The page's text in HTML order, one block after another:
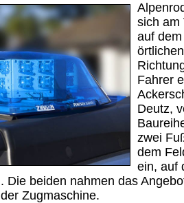
sich am
auf
Fahrer
Deutz,
zwei
dem
ein, auf
Die beiden nahmen das
Zugmaschine.